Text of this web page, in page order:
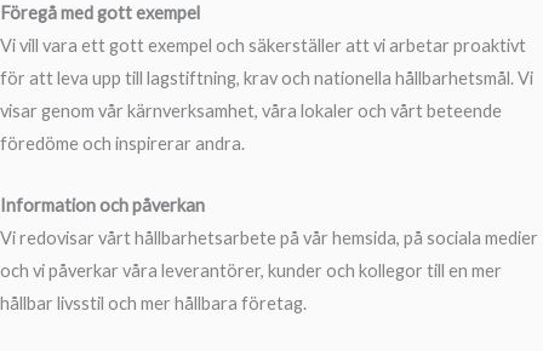
Föregå med gott exempel
Vi vill vara ett gott exempel och säkerställer att vi arbetar proaktivt
för att leva upp till lagstiftning, krav och nationella hållbarhetsmål. Vi
visar genom vår kärnverksamhet, våra lokaler och vårt beteende
föredöme och inspirerar andra.
Information och påverkan
Vi redovisar vårt hållbarhetsarbete på vår hemsida, på sociala medier
och vi påverkar våra leverantörer, kunder och kollegor till en mer
hållbar livsstil och mer hållbara företag.